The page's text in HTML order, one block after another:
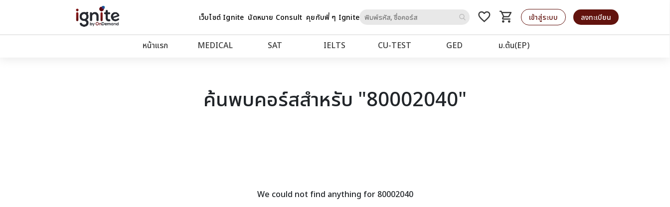
เว็บไซต์ Ignite นัดหมาย Consult คุยกับพี่ ๆ Igniteto
favorite_border shopping_cart
รถเข็น เข้าสู่ระบบ ลงทะเบียน
หน้าแรก MEDICAL SAT IELTS CU‑TEST GED ม.ต้น(EP)
ค้นพบคอร์สสำหรับ "80002040"
We could not find anything for 80002040